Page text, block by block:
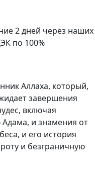
2 дней через наших
по 100%
Аллаха, который,
завершения
включая
и знамения от
и его история
и безграничную